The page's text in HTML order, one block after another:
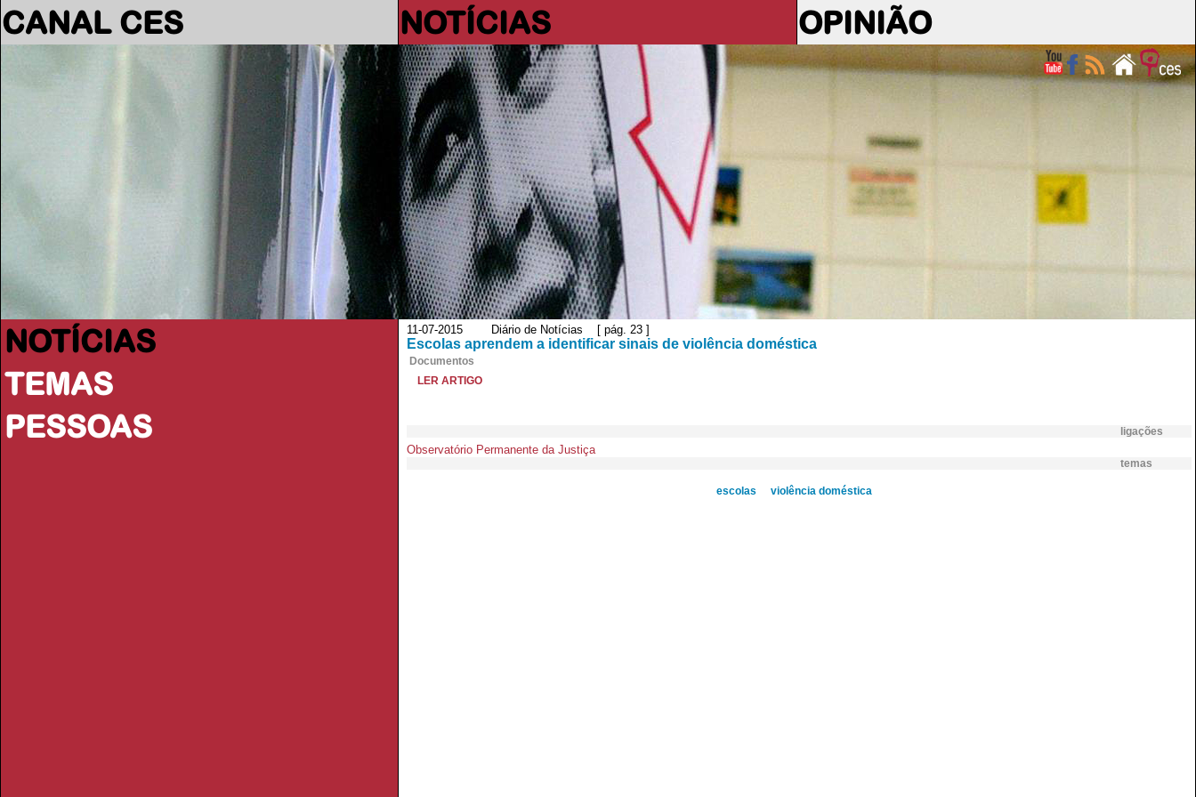
CANAL CES NOTÍCIAS OPINIÃO
NOTÍCIAS
TEMAS
PESSOAS
11-07-2015 Diário de Notícias [ pág. 23 ]
Escolas aprendem a identificar sinais de violência doméstica
Documentos
LER ARTIGO
ligações
Observatório Permanente da Justiça
temas
escolas violência doméstica